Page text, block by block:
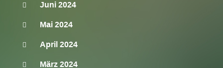
Juni 2024
Mai 2024
April 2024
März 2024